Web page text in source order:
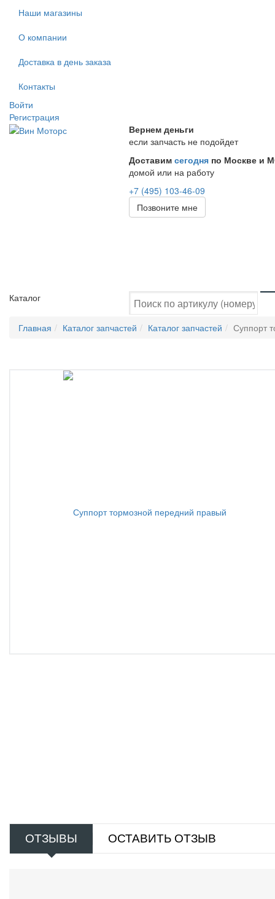
Наши магазины
О компании
Доставка в день заказа
Контакты
Войти
Регистрация
Вернем деньги
если запчасть не подойдет
Доставим сегодня по Москве и
домой или на работу
+7 (495) 103-46-09
Позвоните мне
Каталог
Главная Каталог запчастей Каталог запчастей Суппорт
ОТЗЫВЫ ОСТАВИТЬ ОТЗЫВ